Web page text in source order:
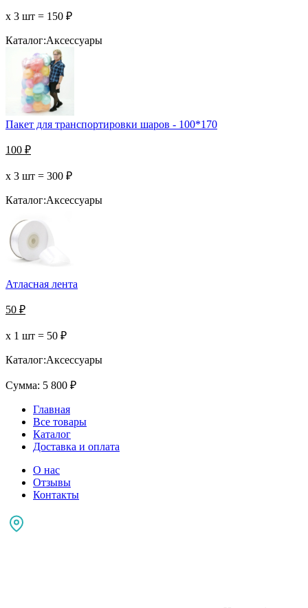
х 3 шт = 150 ₽
Каталог:Аксессуары
Пакет для транспортировки шаров - 100*170
100 ₽
х 3 шт = 300 ₽
Каталог:Аксессуары
Атласная лента
50 ₽
х 1 шт = 50 ₽
Каталог:Аксессуары
Сумма: 5 800 ₽
Главная
Все товары
Каталог
Доставка и оплата
О нас
Отзывы
Контакты